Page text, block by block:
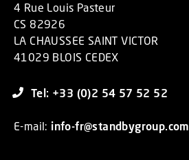
4 Rue Louis Pasteur
CS 82926
LA CHAUSSEE SAINT VICTOR
41029 BLOIS CEDEX
Tel: +33 (0)2 54 57 52 52
E-mail: info-fr@standbygroup.com